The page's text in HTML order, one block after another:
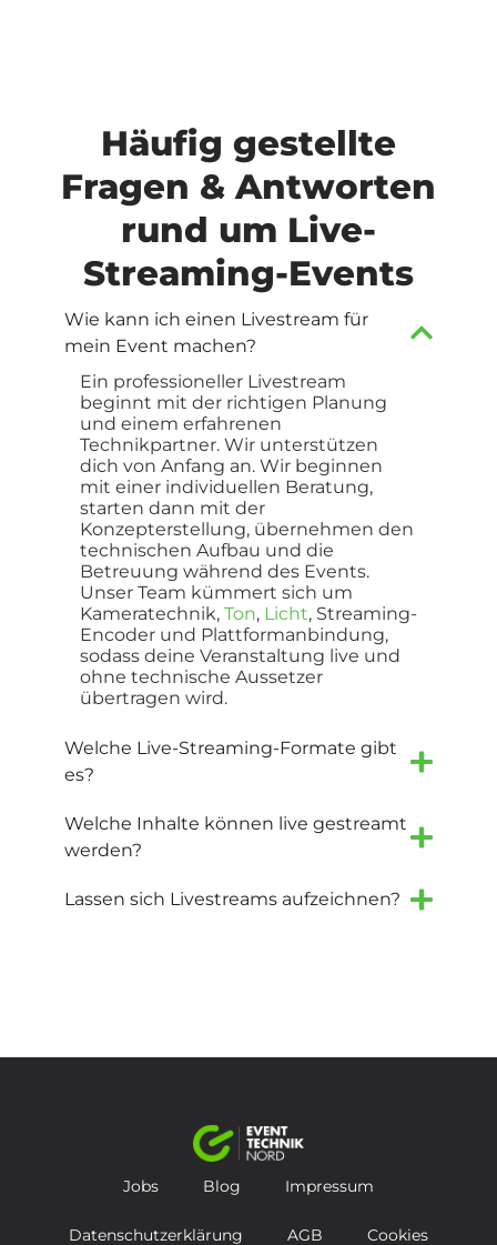
Häufig gestellte
Fragen & Antworten
rund um Live-
­Streaming-­Events
Wie kann ich einen Livestream für
mein Event machen?
Ein professioneller Livestream
beginnt mit der richtigen Planung
und einem erfahrenen
Technikpartner. Wir unterstützen
dich von Anfang an. Wir beginnen
mit einer individuellen Beratung,
starten dann mit der
Konzepterstellung, übernehmen den
technischen Aufbau und die
Betreuung während des Events.
Unser Team kümmert sich um
Kameratechnik, Ton, Licht, Streaming-
Encoder und Plattformanbindung,
sodass deine Veranstaltung live und
ohne technische Aussetzer
übertragen wird.
Welche Live-Streaming-Formate gibt
es?
Welche Inhalte können live gestreamt
werden?
Lassen sich Livestreams aufzeichnen?
Jobs Blog Impressum
Datenschutzerklärung AGB Cookies